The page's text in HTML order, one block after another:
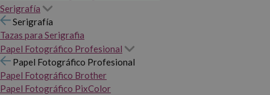
Serigrafía
Serigrafía
Tazas para Serigrafia
Papel Fotográfico Profesional
Papel Fotográfico Profesional
Papel Fotográfico Brother
Papel Fotográfico PixColor